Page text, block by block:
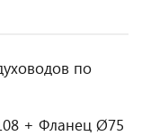
по
+ Фланец Ø75